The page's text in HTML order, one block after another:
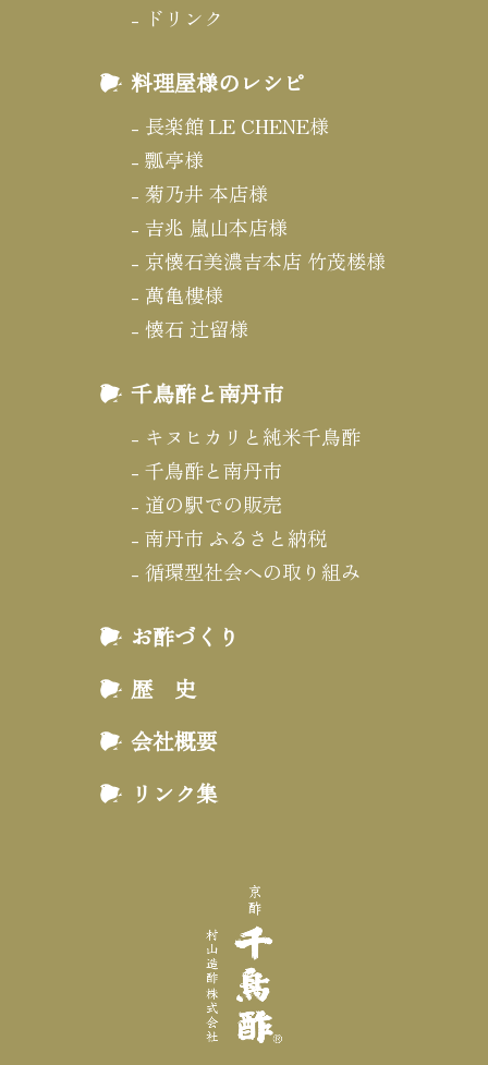
ドリンク
料理屋様のレシピ
長楽館 LE CHENE様
瓢亭様
菊乃井 本店様
吉兆 嵐山本店様
京懐石美濃吉本店 竹茂楼様
萬亀樓様
懐石 辻留様
千鳥酢と南丹市
キヌヒカリと純米千鳥酢
千鳥酢と南丹市
道の駅での販売
南丹市 ふるさと納税
循環型社会への取り組み
お酢づくり
歴 史
会社概要
リンク集